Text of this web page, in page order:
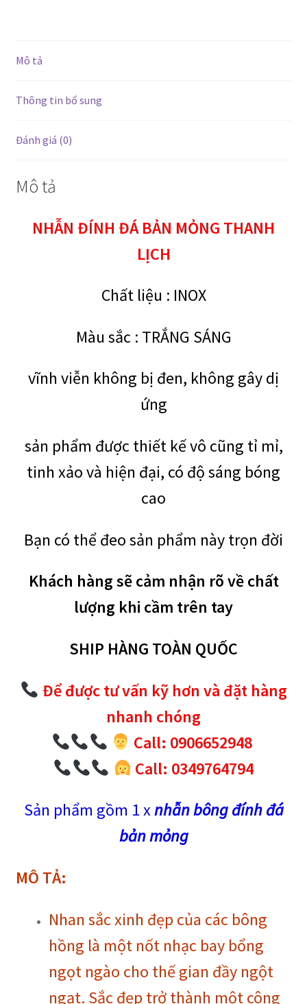
Mô tả
Thông tin bổ sung
Đánh giá (0)
Mô tả
NHẪN ĐÍNH ĐÁ BẢN MỎNG THANH
LỊCH
Chất liệu : INOX
Màu sắc : TRẮNG SÁNG
vĩnh viễn không bị đen, không gây dị
ứng
sản phẩm được thiết kế vô cũng tỉ mỉ,
tinh xảo và hiện đại, có độ sáng bóng
cao
Bạn có thể đeo sản phẩm này trọn đời
Khách hàng sẽ cảm nhận rõ về chất
lượng khi cầm trên tay
SHIP HÀNG TOÀN QUỐC
Để được tư vấn kỹ hơn và đặt hàng
nhanh chóng
Call: 0906652948
Call: 0349764794
Sản phẩm gồm 1 xnhẫn bông đính đá
bản mỏng
MÔ TẢ:
Nhan sắc xinh đẹp của các bông
hồng là một nốt nhạc bay bổng
ngọt ngào cho thế gian đầy ngột
ngạt. Sắc đẹp trở thành một công